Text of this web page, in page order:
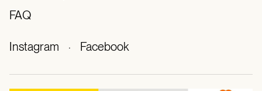
FAQ
Instagram · Facebook